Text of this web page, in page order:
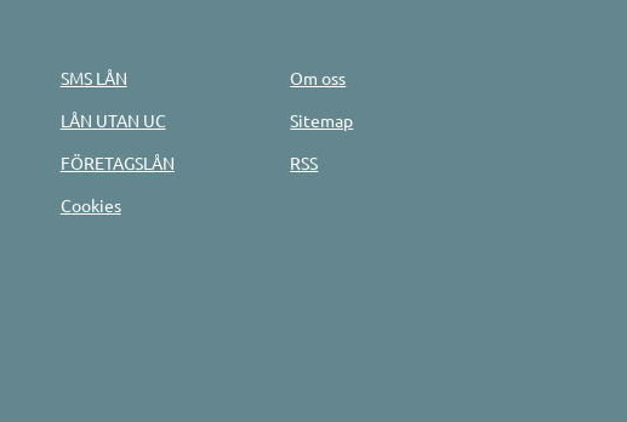
SMS LÅN
LÅN UTAN UC
FÖRETAGSLÅN
Cookies
Om oss
Sitemap
RSS